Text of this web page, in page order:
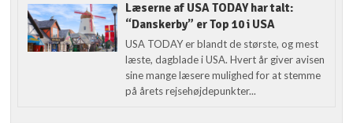
Læserne af USA TODAY har talt:
“Danskerby” er Top 10 i USA
USA TODAY er blandt de største, og mest
læste, dagblade i USA. Hvert år giver avisen
sine mange læsere mulighed for at stemme
på årets rejsehøjdepunkter...